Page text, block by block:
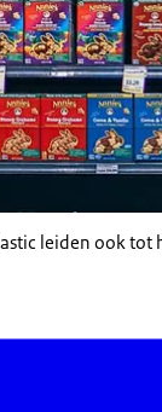
leiden ook